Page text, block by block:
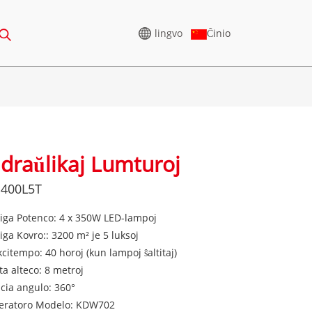
A 165-388KVA
275-850 KVA
250-1100 KVA
275-880KVA
250-825 KVA
165-935 KVA
CU-SERIO 825-3438 KVA
M-SERIO 1100-4000 KVA
MS-SERIO 715-2500 KVA
lingvo Ĉinio
CU-Serio 825-3438 kVA
P-Serio 825-1880 kVA
Lumturoj
Potenco: 4 x 350W LED-lampoj
Kovro:: 3200 m² je 5 luksoj
40 horoj (kun lampoj ŝaltitaj)
alteco: 8 metroj
angulo: 360°
Modelo: KDW702